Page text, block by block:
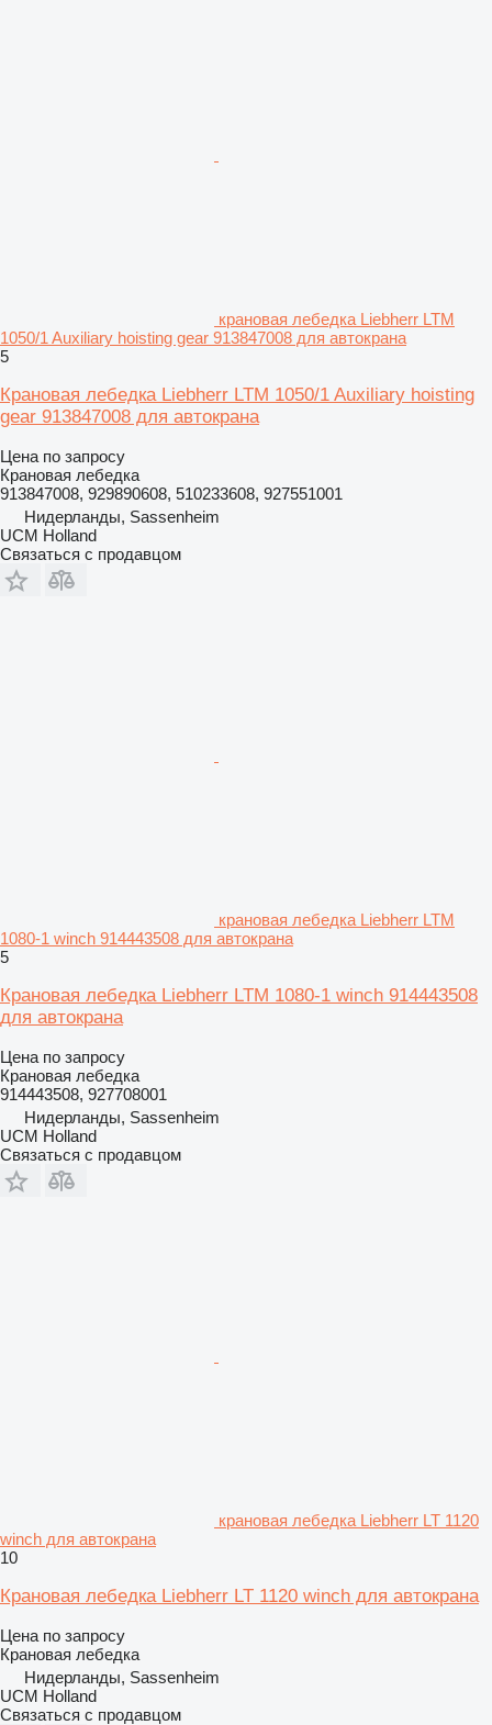
крановая лебедка Liebherr LTM
1050/1 Auxiliary hoisting gear 913847008 для автокрана
5
Крановая лебедка Liebherr LTM 1050/1 Auxiliary hoisting
gear 913847008 для автокрана
Цена по запросу
Крановая лебедка
913847008, 929890608, 510233608, 927551001
Нидерланды, Sassenheim
UCM Holland
Связаться с продавцом
крановая лебедка Liebherr LTM
1080-1 winch 914443508 для автокрана
5
Крановая лебедка Liebherr LTM 1080-1 winch 914443508
для автокрана
Цена по запросу
Крановая лебедка
914443508, 927708001
Нидерланды, Sassenheim
UCM Holland
Связаться с продавцом
крановая лебедка Liebherr LT 1120
winch для автокрана
10
Крановая лебедка Liebherr LT 1120 winch для автокрана
Цена по запросу
Крановая лебедка
Нидерланды, Sassenheim
UCM Holland
Связаться с продавцом